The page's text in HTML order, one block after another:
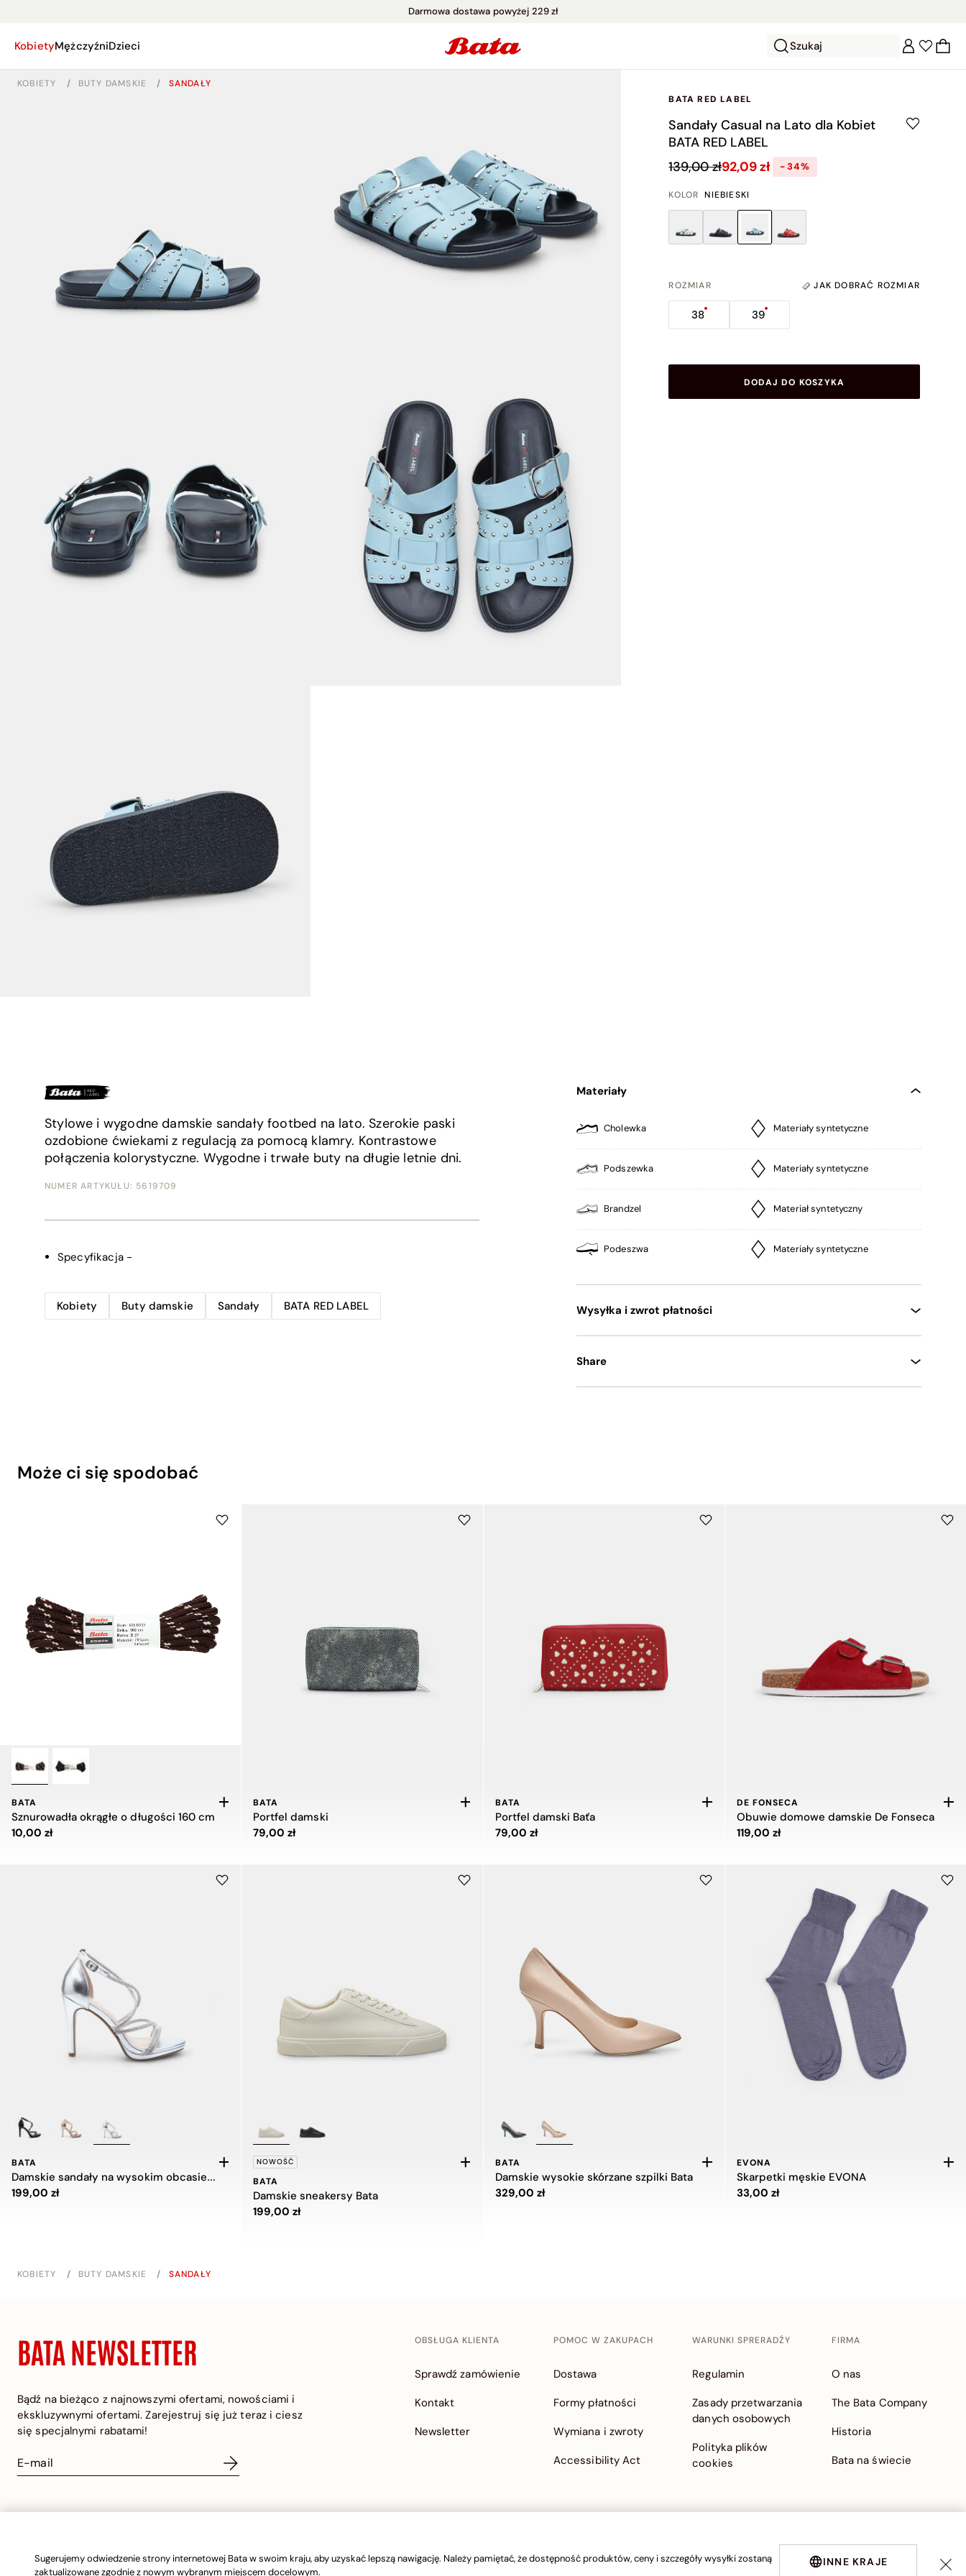
Darmowa dostawa powyżej 229 zł
KobietyMężczyźniDzieci Szukaj
KOBIETY / BUTY DAMSKIE /
SANDAŁY
BATA RED LABEL
Sandały Casual na Lato dla Kobiet
BATA RED LABEL
139,00 zł92,09 zł -34%
KOLOR NIEBIESKI
ROZMIAR JAK DOBRAĆ ROZMIAR
38 39
DODAJ DO KOSZYKA
Stylowe i wygodne damskie sandały footbed na lato. Szerokie paski
ozdobione ćwiekami z regulacją za pomocą klamry. Kontrastowe
połączenia kolorystyczne. Wygodne i trwałe buty na długie letnie dni.
NUMER ARTYKUŁU: 5619709
Specyfikacja-
Kobiety Buty damskie Sandały BATA RED LABEL
Materiały
Cholewka Materiały syntetyczne
Podszewka Materiały syntetyczne
Brandzel Materiał syntetyczny
Podeszwa Materiały syntetyczne
Wysyłka i zwrot płatności
Share
Może ci się spodobać
BATA
Sznurowadła okrągłe o długości 160 cm
Cena 10,00 zł
10,00 zł
BATA
Portfel damski
Cena 79,00 zł
79,00 zł
BATA
Portfel damski Baťa
Cena 79,00 zł
79,00 zł
DE FONSECA
Obuwie domowe damskie De Fonseca
Cena 119,00 zł
119,00 zł
BATA
Damskie sandały na wysokim obcasie z paskami
Cena 199,00 zł
199,00 zł
NOWOŚĆ
BATA
Damskie sneakersy Bata
Cena 199,00 zł
199,00 zł
BATA
Damskie wysokie skórzane szpilki Bata
Cena 329,00 zł
329,00 zł
EVONA
Skarpetki męskie EVONA
Cena 33,00 zł
33,00 zł
KOBIETY / BUTY DAMSKIE / SANDAŁY
Sugerujemy odwiedzenie strony internetowej Bata w swoim kraju, aby uzyskać lepszą nawigację. Należy pamiętać, że dostępność produktów, ceny i szczegóły wysyłki zostaną
zaktualizowane zgodnie z nowym wybranym miejscem docelowym.
INNE KRAJE
BATA NEWSLETTER
Bądź na bieżąco z najnowszymi ofertami, nowościami i
ekskluzywnymi ofertami. Zarejestruj się już teraz i ciesz
się specjalnymi rabatami!
OBSŁUGA KLIENTA
Sprawdź zamówienie
Kontakt
Newsletter
POMOC W ZAKUPACH
Dostawa
Formy płatności
Wymiana i zwroty
Accessibility Act
WARUNKI SPRERADŹY
Regulamin
Zasady przetwarzania
danych osobowych
Polityka plików
cookies
FIRMA
O nas
The Bata Company
Historia
Bata na świecie